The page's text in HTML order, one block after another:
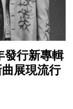
發行新專輯
展現流行